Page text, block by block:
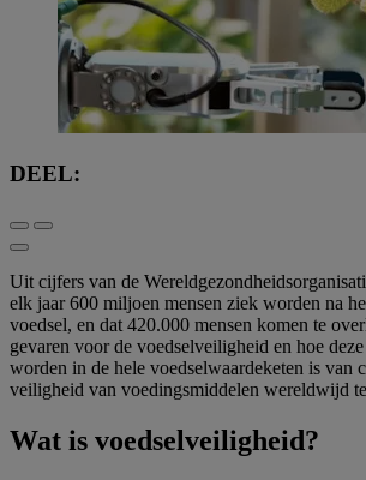
DEEL:
Uit cijfers van de
elk jaar 600 miljoen mensen ziek worden na
voedsel, en dat 420.000 mensen komen te
gevaren voor de voedselveiligheid en hoe
worden in de hele voedselwaardeketen is van
veiligheid van voedingsmiddelen wereldwijd
Wat is voedselveiligheid?